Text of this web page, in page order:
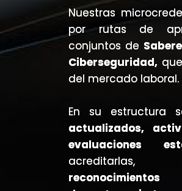
Nuestras
por rutas de
conjuntos de
Ciberseguridad,
del mercado laboral.
En su estructura
actualizados,
evaluaciones
acreditarlas,